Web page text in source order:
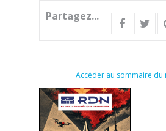
Partagez...
Accéder au sommaire du